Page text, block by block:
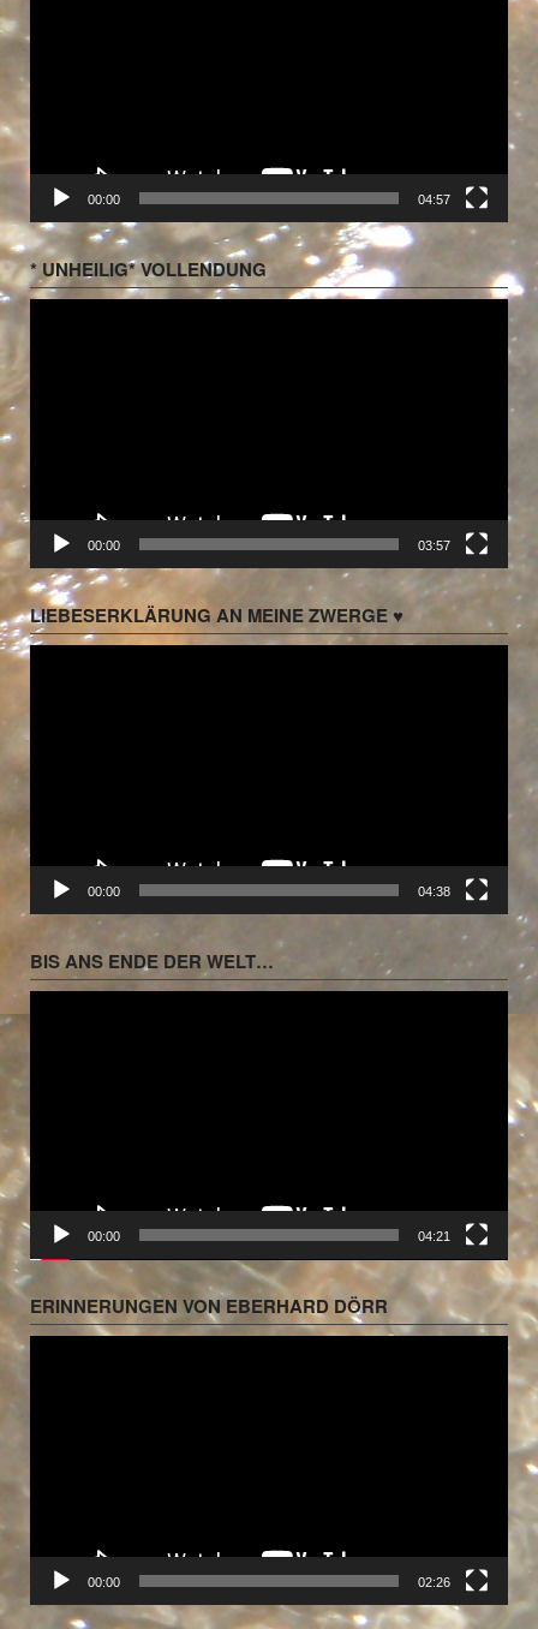
00:00 04:57
* UNHEILIG* VOLLENDUNG
00:00 03:57
LIEBESERKLÄRUNG AN MEINE ZWERGE ♥
Video-
00:00 04:38
BIS ANS ENDE DER WELT…
00:00 04:21
ERINNERUNGEN VON EBERHARD DÖRR
00:00 02:26